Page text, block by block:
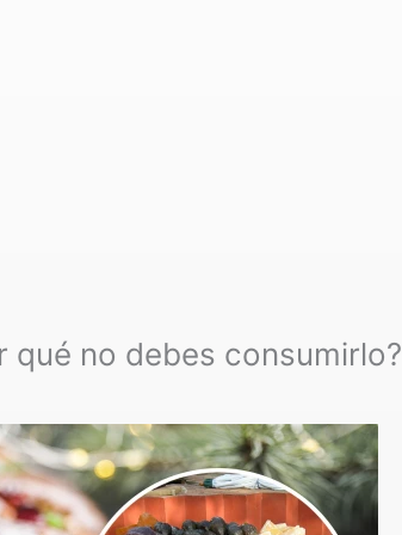
qué no debes consumirlo?